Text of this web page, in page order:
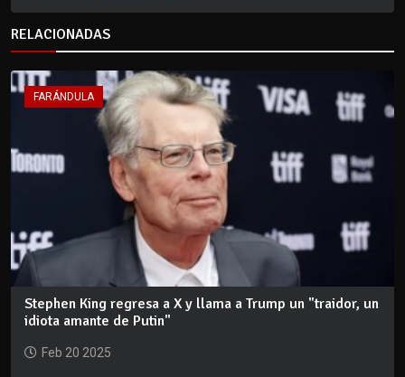
RELACIONADAS
FARÁNDULA
Stephen King regresa a X y llama a Trump un "traidor, un
idiota amante de Putin"
Feb 20 2025